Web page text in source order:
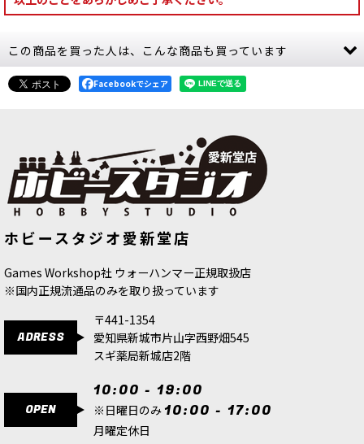
この商品を買った人は、こんな商品も買っています
BARK ドライアド・バーク[21-23]
CARROBURG CRIMSON カルロブル
グ・クリムゾン
980円(税込)
Facebookでシェア
ホビースタジオ愛新堂店
Games Workshop社 ウォーハンマー正規取扱店
※国内正規流通品のみを取り扱っています
ADRESS
〒441-1354
愛知県新城市片山字西野畑545
スギ薬局新城店2階
OPEN
10:00 - 19:00
※日曜日のみ 10:00 - 17:00
月曜定休日